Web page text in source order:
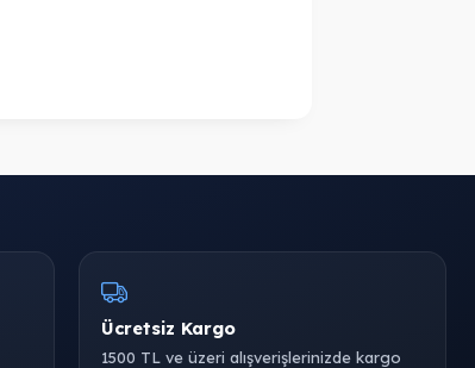
Ücretsiz Kargo
1500 TL ve üzeri alışverişlerinizde kargo